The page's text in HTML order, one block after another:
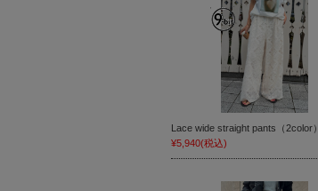
Lace wide straight pants（2color）
¥5,940(税込)